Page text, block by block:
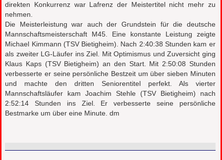
direkten Konkurrenz war Lafrenz der Meistertitel nicht mehr zu
nehmen.
Die Meisterleistung war auch der Grundstein für die deutsche
Mannschaftsmeisterschaft M45. Eine konstante Leistung zeigte
Michael Kimmann (TSV Bietigheim). Nach 2:40:38 Stunden kam er
als zweiter LG-Läufer ins Ziel. Mit Optimismus und Zuversicht ging
Klaus Kaps (TSV Bietigheim) an den Start. Mit 2:50:08 Stunden
verbesserte er seine persönliche Bestzeit um über sieben Minuten
und machte den dritten Seniorentitel perfekt. Als vierter
Mannschaftsläufer kam Joachim Stehle (TSV Bietigheim) nach
2:52:14 Stunden ins Ziel. Er verbesserte seine persönliche
Bestmarke um über eine Minute. dm